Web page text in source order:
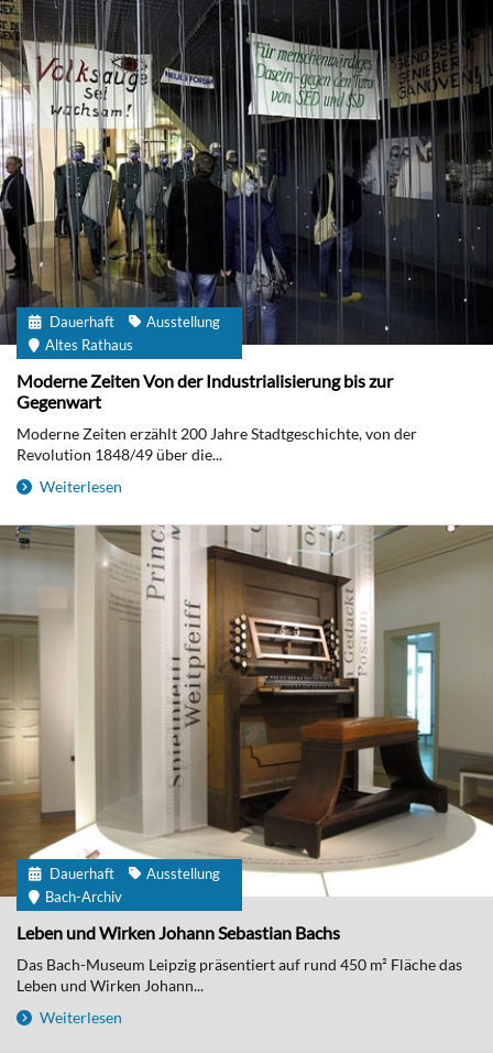
Dauerhaft
Ausstellung
Altes Rathaus
Moderne Zeiten Von der Industrialisierung bis zur
Gegenwart
Moderne Zeiten erzählt 200 Jahre Stadtgeschichte, von der
Revolution 1848/49 über die...
Weiterlesen
Dauerhaft
Ausstellung
Bach-Archiv
Leben und Wirken Johann Sebastian Bachs
Das Bach-Museum Leipzig präsentiert auf rund 450 m² Fläche das
Leben und Wirken Johann...
Weiterlesen